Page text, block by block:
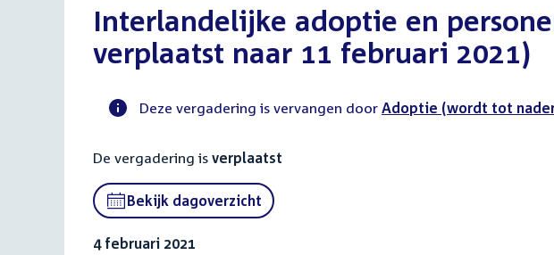
:Interlandelijke adoptie en
verplaatst naar 11 februari 2021)
commissie
activiteit
Deze vergadering is vervangen door Adoptie (wordt tot
De vergadering is verplaatst
Bekijk dagoverzicht
4 februari 2021